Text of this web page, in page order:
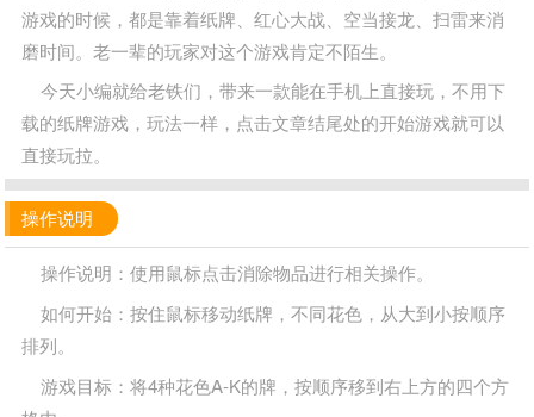
游戏的时候，都是靠着纸牌、红心大战、空当接龙、扫雷来消
磨时间。老一辈的玩家对这个游戏肯定不陌生。
今天小编就给老铁们，带来一款能在手机上直接玩，不用下
载的纸牌游戏，玩法一样，点击文章结尾处的开始游戏就可以
直接玩拉。
操作说明
操作说明：使用鼠标点击消除物品进行相关操作。
如何开始：按住鼠标移动纸牌，不同花色，从大到小按顺序
排列。
游戏目标：将4种花色A-K的牌，按顺序移到右上方的四个方